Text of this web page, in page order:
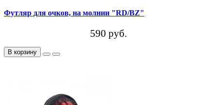
Футляр для очков, на молнии "RD/BZ"
590 руб.
В корзину